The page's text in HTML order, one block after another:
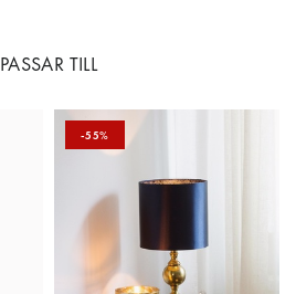
PASSAR TILL
-55%